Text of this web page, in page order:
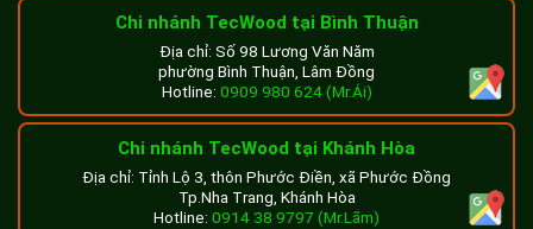
Chi nhánh TecWood tại Bình Thuận
Địa chỉ: Số 98 Lương Văn Năm
phường Bình Thuận, Lâm Đồng
Hotline: 0909 980 624 (Mr.Ái)
Chi nhánh TecWood tại Khánh Hòa
Địa chỉ: Tỉnh Lộ 3, thôn Phước Điền, xã Phước Đồng
Tp.Nha Trang, Khánh Hòa
Hotline: 0914 38 9797 (Mr.Lãm)